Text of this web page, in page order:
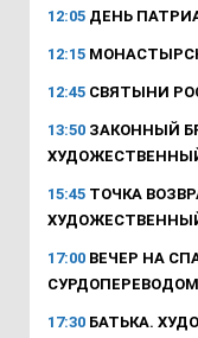
12:05 ДЕНЬ
12:15
12:45 СВЯТЫНИ
13:50 ЗАКОННЫЙ
15:45 ТОЧКА
17:00 ВЕЧЕР НА
17:30 БАТЬКА.